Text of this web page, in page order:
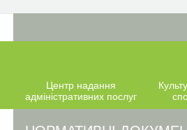
Центр надання
адміністративних послуг